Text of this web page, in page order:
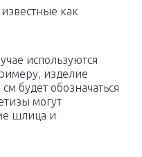
как
используются
изделие
будет обозначаться
могут
шлица и